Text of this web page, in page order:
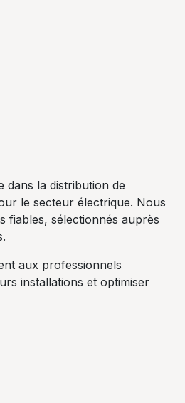
dans la distribution de
le secteur électrique. Nous
fiables, sélectionnés auprès
aux professionnels
installations et optimiser